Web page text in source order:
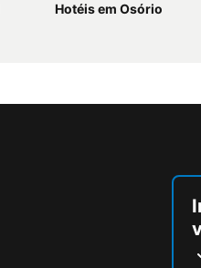
Hotéis em Osório